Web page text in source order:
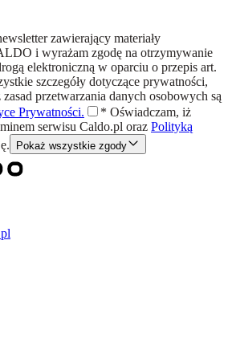
zawierający materiały
i wyrażam zgodę na otrzymywanie
elektroniczną w oparciu o przepis art.
szczegóły dotyczące prywatności,
przetwarzania danych osobowych są
Prywatności. * Oświadczam, iż
serwisu Caldo.pl oraz Polityką
Pokaż wszystkie zgody